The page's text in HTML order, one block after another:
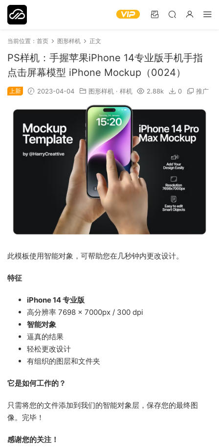
当前位置： 首页 图形样机 正文
PS样机：手握苹果iPhone 14专业版手机手指
点击屏幕模型 iPhone Mockup（0024）
上新 2023-04-04 图形样机 · 样机 2.88k 0 推广
此模板使用智能对象，可帮助您在几秒钟内更改设计。
特征
iPhone 14 专业版
高分辨率 7698 × 7000px / 300 dpi
智能对象
逼真的结果
轻松更改设计
有组织的图层和文件夹
它是如何工作的？
只需将您的文件添加到我们的智能对象层，保存您的最终图
像。完毕！
感谢您的关注！